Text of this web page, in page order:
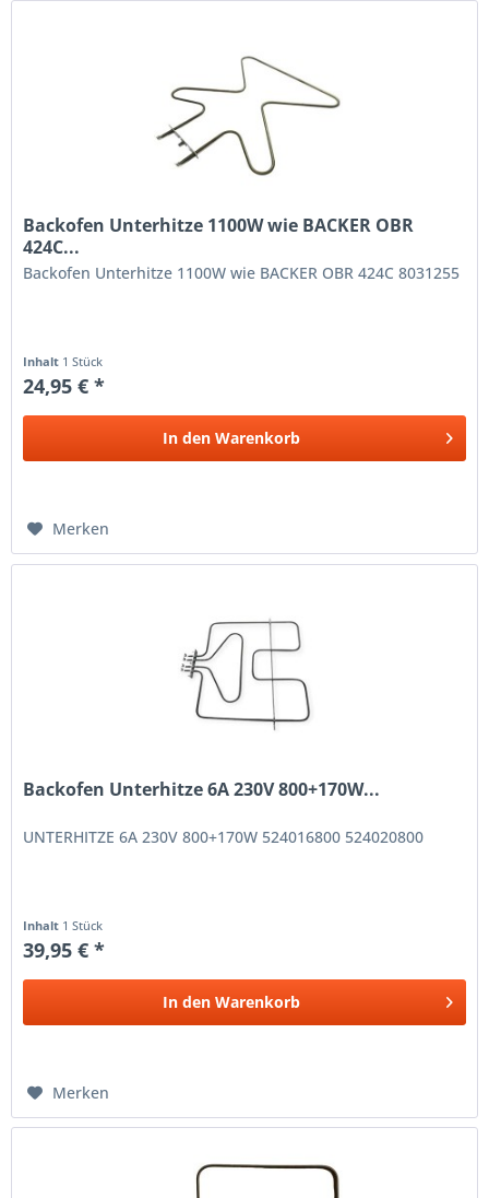
Backofen Unterhitze 1100W wie BACKER OBR
424C...
Backofen Unterhitze 1100W wie BACKER OBR 424C 8031255
Inhalt 1 Stück
24,95 € *
In den Warenkorb
Merken
Backofen Unterhitze 6A 230V 800+170W...
UNTERHITZE 6A 230V 800+170W 524016800 524020800
Inhalt 1 Stück
39,95 € *
In den Warenkorb
Merken